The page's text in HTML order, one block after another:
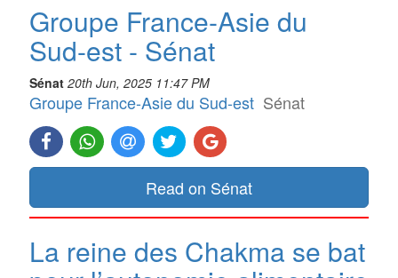
Groupe France-Asie du
Sud-est - Sénat
Sénat 20th Jun, 2025 11:47 PM
Groupe France-Asie du Sud-est Sénat
Read on Sénat
La reine des Chakma se bat